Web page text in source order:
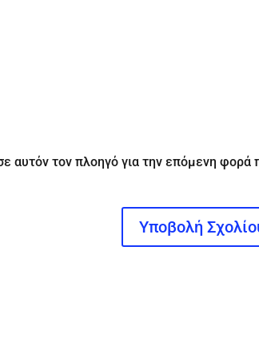
αυτόν τον πλοηγό για την επόμενη φορά